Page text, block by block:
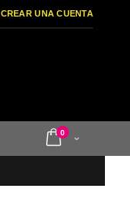
CREAR UNA CUENTA
Cart
0items